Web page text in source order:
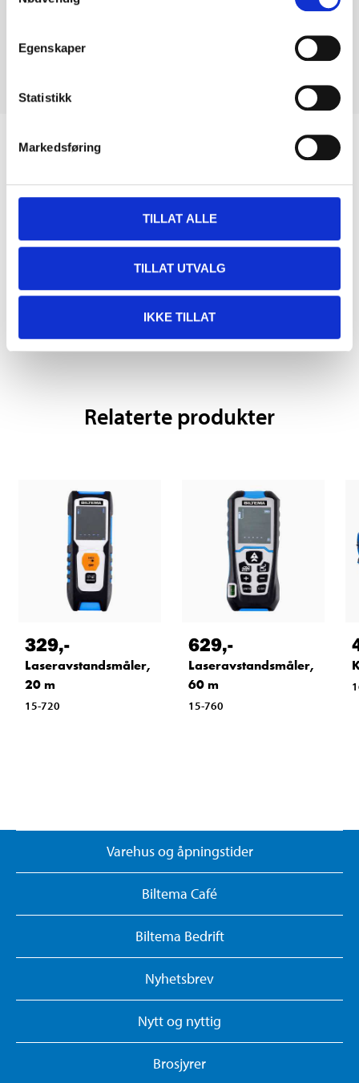
Egenskaper
Statistikk
Markedsføring
TILLAT ALLE
TILLAT UTVALG
IKKE TILLAT
DEL OPP DIN BETALING
Kjøp & Hent
Kjøp & Hent i ditt varehus.
Relaterte produkter
329,-
Laseravstandsmåler,
20 m
15-720
629,-
Laseravstandsmåler,
60 m
15-760
Varehus og åpningstider
Biltema Café
Biltema Bedrift
Nyhetsbrev
Nytt og nyttig
Brosjyrer